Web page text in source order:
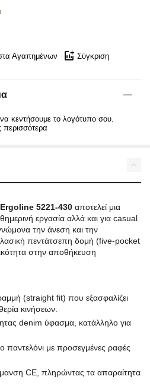
Αγαπημένων Σύγκριση
κεντήσουμε το λογότυπο σου.
περισσότερα
Ergoline 5221-430 αποτελεί μια
εργασία αλλά και για casual
την άνεση και την
κλασική πεντάτσεπη δομή (five-pocket
στην αποθήκευση
(straight fit) που εξασφαλίζει
κινήσεων.
denim ύφασμα, κατάλληλο για
παντελόνι με προσεγμένες ραφές
CE, πληρώντας τα απαραίτητα